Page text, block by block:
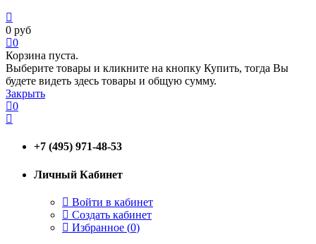
0 руб
0
Корзина пуста.
Выберите товары и кликните на кнопку Купить, тогда Вы
будете видеть здесь товары и общую сумму.
Закрыть
0
+7 (495) 971-48-53
Личный Кабинет
Войти в кабинет
Создать кабинет
Избранное (0)